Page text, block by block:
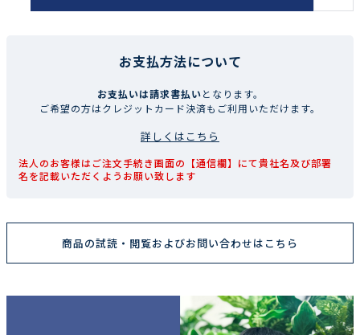
お支払方法について
お支払いは請求書払いとなります。
ご希望の方はクレジットカード決済もご利用いただけます。
詳しくはこちら
法人のお客様はご注文手続き画面の【通信欄】にて貴社名及び部署
名を記載いただくようお願い致します
商品の試読・閲覧およびお問い合わせはこちら